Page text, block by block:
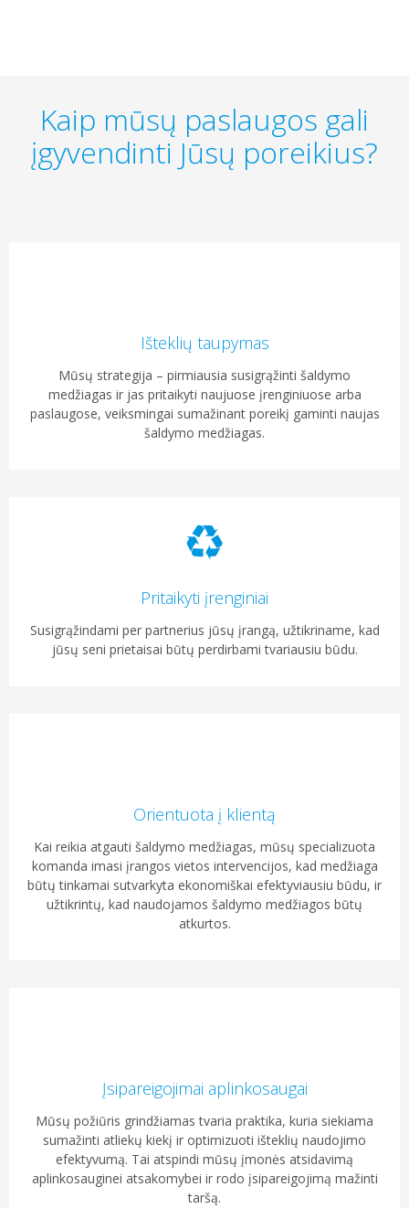
Kaip mūsų paslaugos gali
įgyvendinti Jūsų poreikius?
Išteklių taupymas
Mūsų strategija – pirmiausia susigrąžinti šaldymo
medžiagas ir jas pritaikyti naujuose įrenginiuose arba
paslaugose, veiksmingai sumažinant poreikį gaminti naujas
šaldymo medžiagas.
Pritaikyti įrenginiai
Susigrąžindami per partnerius jūsų įrangą, užtikriname, kad
jūsų seni prietaisai būtų perdirbami tvariausiu būdu.
Orientuota į klientą
Kai reikia atgauti šaldymo medžiagas, mūsų specializuota
komanda imasi įrangos vietos intervencijos, kad medžiaga
būtų tinkamai sutvarkyta ekonomiškai efektyviausiu būdu, ir
užtikrintų, kad naudojamos šaldymo medžiagos būtų
atkurtos.
Įsipareigojimai aplinkosaugai
Mūsų požiūris grindžiamas tvaria praktika, kuria siekiama
sumažinti atliekų kiekį ir optimizuoti išteklių naudojimo
efektyvumą. Tai atspindi mūsų įmonės atsidavimą
aplinkosauginei atsakomybei ir rodo įsipareigojimą mažinti
taršą.